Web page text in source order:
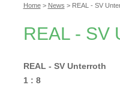
Home> News > REAL - SV
REAL - SV
REAL - SV Unterroth
1 : 8